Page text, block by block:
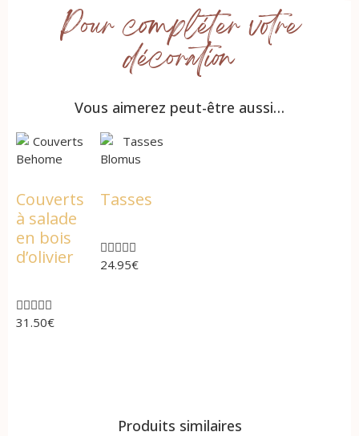
Pour compléter votre
décoration
Vous aimerez peut-être aussi…
Behome
Couverts
à salade
en bois
d’olivier

31.50€
Blomus
Tasses

24.95€
Produits similaires